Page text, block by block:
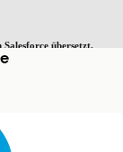
Salesforce übersetzt.
jetzt